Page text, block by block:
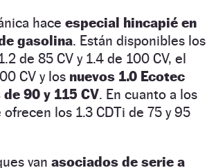
hace especial hincapié en
gasolina. Están disponibles los
de 85 CV y 1.4 de 100 CV, el
CV y los nuevos 1.0 Ecotec
90 y 115 CV. En cuanto a los
los 1.3 CDTi de 75 y 95
van asociados de serie a